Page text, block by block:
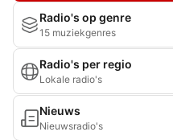
Radio's op genre
15 muziekgenres
Radio's per regio
Lokale radio's
Nieuws
Nieuwsradio's